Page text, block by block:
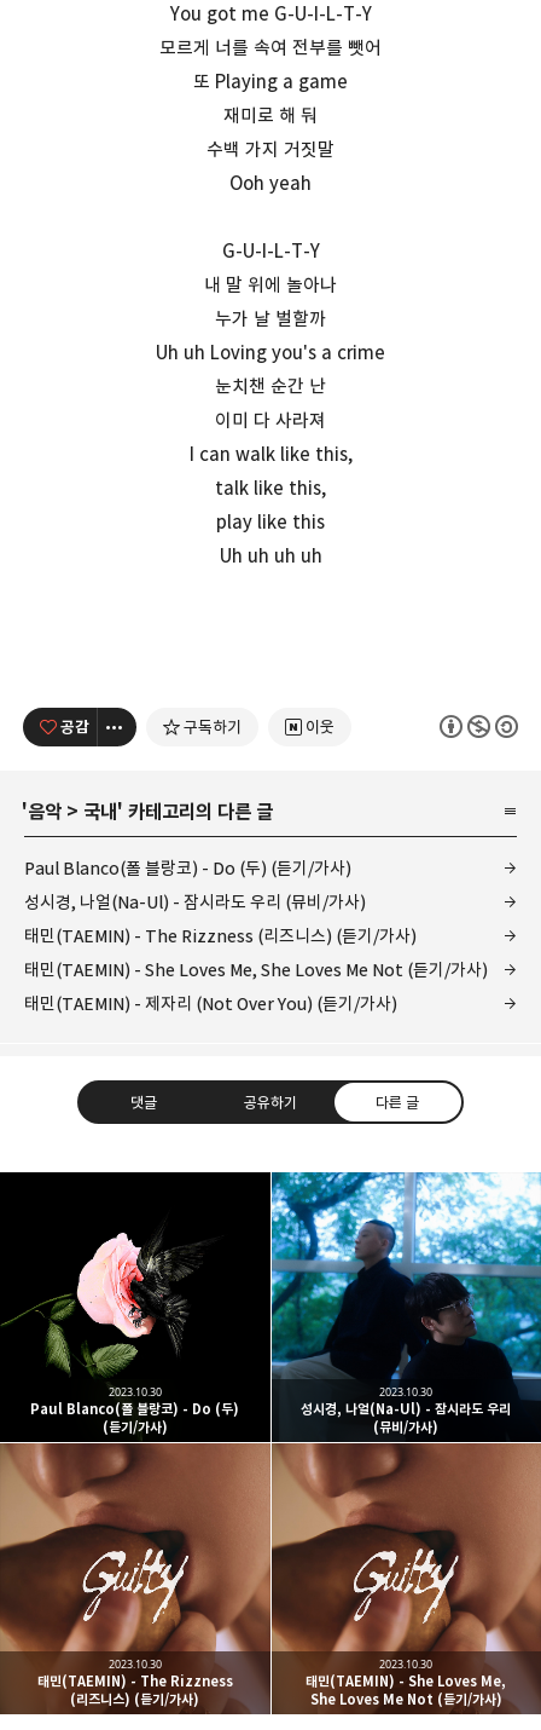
You got me G-U-I-L-T-Y
모르게 너를 속여 전부를 뺏어
또 Playing a game
재미로 해 둬
수백 가지 거짓말
Ooh yeah
G-U-I-L-T-Y
내 말 위에 놀아나
누가 날 벌할까
Uh uh Loving you's a crime
눈치챈 순간 난
이미 다 사라져
I can walk like this,
talk like this,
play like this
Uh uh uh uh
공감 구독하기 이웃
'음악 > 국내' 카테고리의 다른 글
Paul Blanco(폴 블랑코) - Do (두) (듣기/가사)
성시경, 나얼(Na-Ul) - 잠시라도 우리 (뮤비/가사)
태민(TAEMIN) - The Rizzness (리즈니스) (듣기/가사)
태민(TAEMIN) - She Loves Me, She Loves Me Not (듣기/가사)
태민(TAEMIN) - 제자리 (Not Over You) (듣기/가사)
댓글 공유하기 다른 글
kjgsb 님의 블로그입니다.
구독하기
구독하기 트위터
카카오스토리 네이버 블로그
Paul Blanco(폴 블랑코) - Do (두)
(듣기/가사)
2023.10.30
성시경, 나얼(Na-Ul) - 잠시라도 우리
(뮤비/가사)
2023.10.30
태민(TAEMIN) - The Rizzness
(리즈니스) (듣기/가사)
2023.10.30
태민(TAEMIN) - She Loves Me,
She Loves Me Not (듣기/가사)
2023.10.30